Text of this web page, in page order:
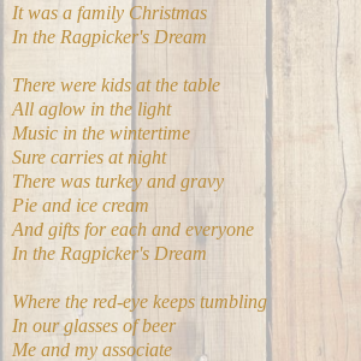
It was a family Christmas
In the Ragpicker's Dream
There were kids at the table
All aglow in the light
Music in the wintertime
Sure carries at night
There was turkey and gravy
Pie and ice cream
And gifts for each and everyone
In the Ragpicker's Dream
Where the red-eye keeps tumbling
In our glasses of beer
Me and my associate